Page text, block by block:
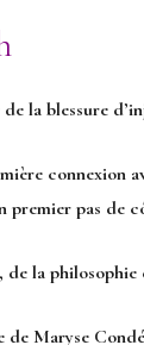
la blessure d
premier pas de
la
de Maryse Condé